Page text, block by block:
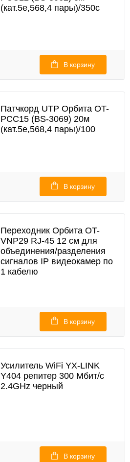
(кат.5e,568,4 пары)/350с
В корзину
Патчкорд UTP Орбита OT-
PCC15 (BS-3069) 20м
(кат.5e,568,4 пары)/100
В корзину
Переходник Орбита OT-
VNP29 RJ-45 12 см для
объединения/разделения
сигналов IP видеокамер по
1 кабелю
В корзину
Усилитель WiFi YX-LINK
Y404 репитер 300 Мбит/с
2.4GHz черный
В корзину